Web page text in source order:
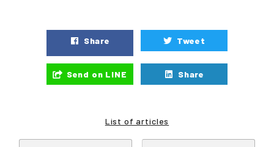
Share Tweet
Send on LINE Share
List of articles